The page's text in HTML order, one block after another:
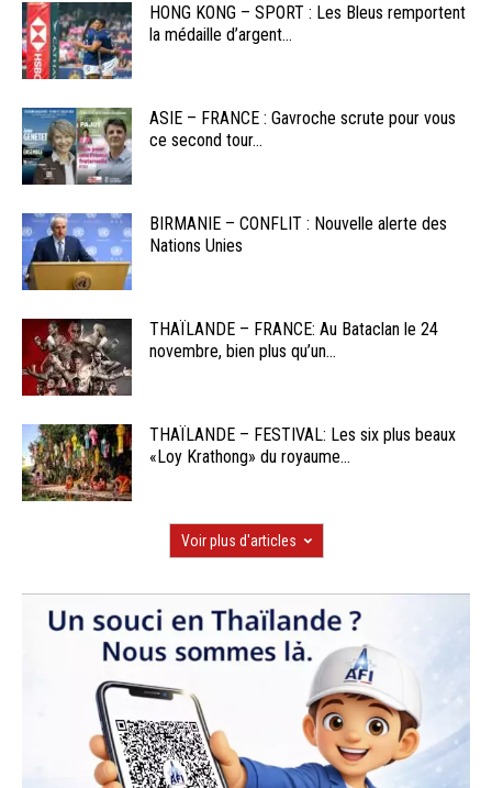
HONG KONG – SPORT : Les Bleus remportent
la médaille d’argent...
ASIE – FRANCE : Gavroche scrute pour vous
ce second tour...
BIRMANIE – CONFLIT : Nouvelle alerte des
Nations Unies
THAÏLANDE – FRANCE: Au Bataclan le 24
novembre, bien plus qu’un...
THAÏLANDE – FESTIVAL: Les six plus beaux
«Loy Krathong» du royaume...
Voir plus d'articles